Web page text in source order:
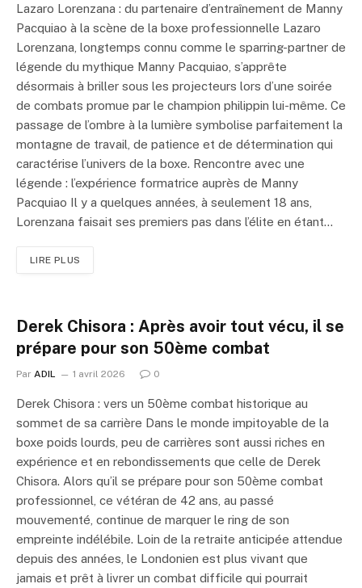
Lazaro Lorenzana : du partenaire d’entraînement de Manny
Pacquiao à la scène de la boxe professionnelle Lazaro
Lorenzana, longtemps connu comme le sparring-partner de
légende du mythique Manny Pacquiao, s’apprête
désormais à briller sous les projecteurs lors d’une soirée
de combats promue par le champion philippin lui-même. Ce
passage de l’ombre à la lumière symbolise parfaitement la
montagne de travail, de patience et de détermination qui
caractérise l’univers de la boxe. Rencontre avec une
légende : l’expérience formatrice auprès de Manny
Pacquiao Il y a quelques années, à seulement 18 ans,
Lorenzana faisait ses premiers pas dans l’élite en étant…
LIRE PLUS
Derek Chisora : Après avoir tout vécu, il se
prépare pour son 50ème combat
Par ADIL 1 avril 2026 0
Derek Chisora : vers un 50ème combat historique au
sommet de sa carrière Dans le monde impitoyable de la
boxe poids lourds, peu de carrières sont aussi riches en
expérience et en rebondissements que celle de Derek
Chisora. Alors qu’il se prépare pour son 50ème combat
professionnel, ce vétéran de 42 ans, au passé
mouvementé, continue de marquer le ring de son
empreinte indélébile. Loin de la retraite anticipée attendue
depuis des années, le Londonien est plus vivant que
jamais et prêt à livrer un combat difficile qui pourrait